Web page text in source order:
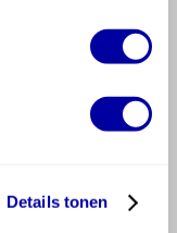
Details tonen